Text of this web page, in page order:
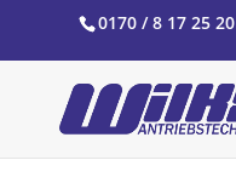
0170 / 8 17 25 20